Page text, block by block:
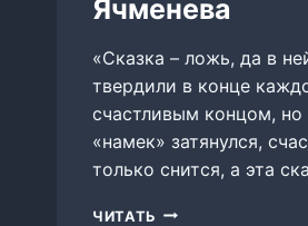
Ячменева
«Сказка – ложь, да в
твердили в конце
счастливым концом,
«намек» затянулся,
только снится, а эта
ЧИТАТЬ СКАЗОЧНАЯ